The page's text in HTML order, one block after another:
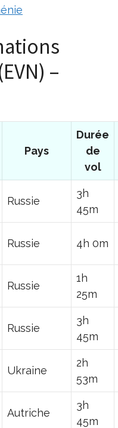
–
Pays
Durée
de
vol
Russie
3h
45m
Russie 4h 0m
Russie
1h
25m
Russie
3h
45m
Ukraine
2h
53m
Autriche
3h
45m